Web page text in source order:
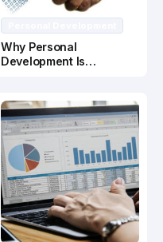
Why Personal
Development Is